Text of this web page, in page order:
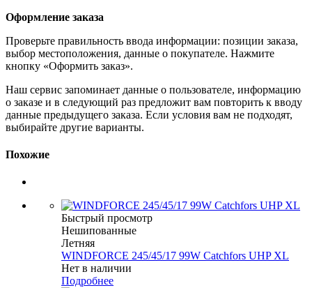
Оформление заказа
Проверьте правильность ввода информации: позиции заказа,
выбор местоположения, данные о покупателе. Нажмите
кнопку «Оформить заказ».
Наш сервис запоминает данные о пользователе, информацию
о заказе и в следующий раз предложит вам повторить к вводу
данные предыдущего заказа. Если условия вам не подходят,
выбирайте другие варианты.
Похожие
Быстрый просмотр
Нешипованные
Летняя
WINDFORCE 245/45/17 99W Catchfors UHP XL
Нет в наличии
Подробнее